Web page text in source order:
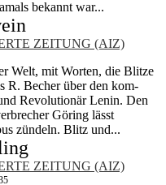
bekannt war...
ZEITUNG (AIZ)
Welt, mit Worten, die Blitze
R. Becher über den kom­
Revolutionär Lenin. Den
Göring lässt
zündeln. Blitz und...
ZEITUNG (AIZ)